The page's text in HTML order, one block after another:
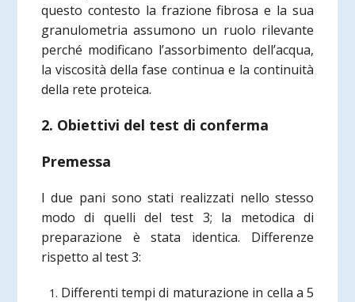
questo contesto la frazione fibrosa e la sua
granulometria assumono un ruolo rilevante
perché modificano l’assorbimento dell’acqua,
la viscosità della fase continua e la continuità
della rete proteica.
2. Obiettivi del test di conferma
Premessa
I due pani sono stati realizzati nello stesso
modo di quelli del test 3; la metodica di
preparazione è stata identica. Differenze
rispetto al test 3:
Differenti tempi di maturazione in cella a 5